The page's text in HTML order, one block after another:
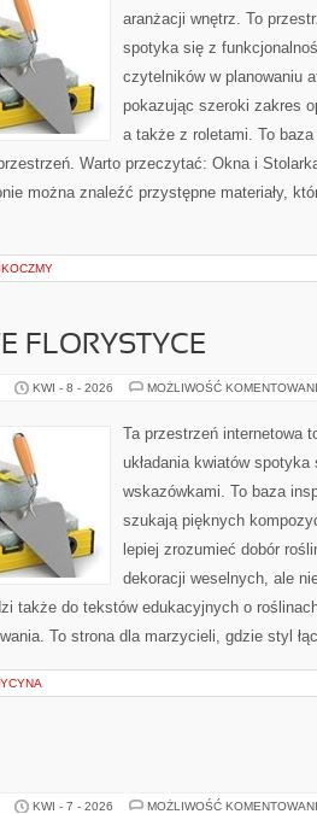
aranżacji wnętrz. To
spotyka się z
czytelników w planowaniu
pokazując szeroki zakres
a także z roletami. To
Warto przeczytać: Okna i
można znaleźć przystępne materiały,
FLORYSTYCE
KWI - 8 - 2026 MOŻLIWOŚĆ
Ta przestrzeń internetowa
układania kwiatów
wskazówkami. To baza
szukają pięknych
lepiej zrozumieć dobór
dekoracji weselnych, ale
także do tekstów edukacyjnych o
To strona dla marzycieli, gdzie styl
KWI - 7 - 2026 MOŻLIWOŚĆ